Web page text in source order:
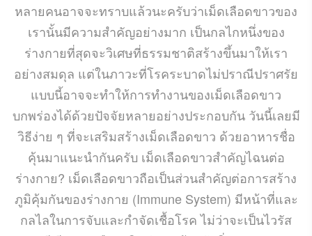
หลายคนอาจจะทราบแล้วนะครับว่าเม็ดเลือดขาวของ
เรานั้นมีความสำคัญอย่างมาก เป็นกลไกหนึ่งของ
ร่างกายที่สุดจะวิเศษที่ธรรมชาติสร้างขึ้นมาให้เรา
อย่างสมดุล แต่ในภาวะที่โรคระบาดไม่ปราณีปราศรัย
แบบนี้อาจจะทำให้การทำงานของเม็ดเลือดขาว
บกพร่องได้ด้วยปัจจัยหลายอย่างประกอบกัน วันนี้เลยมี
วิธีง่าย ๆ ที่จะเสริมสร้างเม็ดเลือดขาว ด้วยอาหารชื่อ
คุ้นมาแนะนำกันครับ เม็ดเลือดขาวสำคัญไฉนต่อ
ร่างกาย? เม็ดเลือดขาวถือเป็นส่วนสำคัญต่อการสร้าง
ภูมิคุ้มกันของร่างกาย (Immune System) มีหน้าที่และ
กลไลในการจับและกำจัดเชื้อโรค ไม่ว่าจะเป็นไวรัส